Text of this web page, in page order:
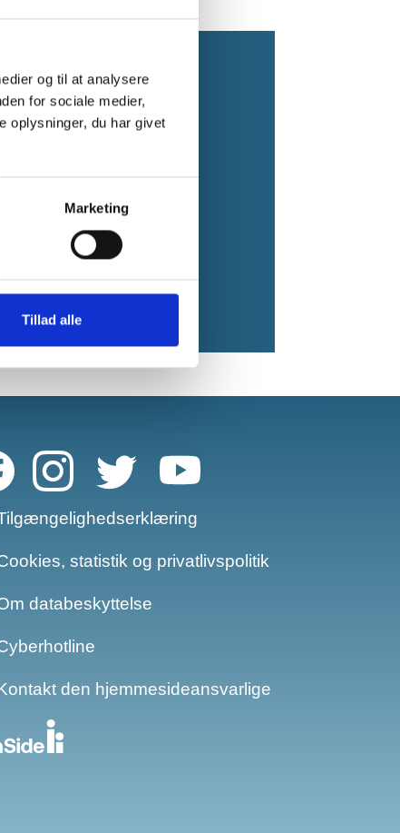
og til at analysere
for sociale medier,
oplysninger, du har givet
Marketing
Tillad alle
statistik og privatlivspolitik
databeskyttelse​​
den hjemmesideansvarlige